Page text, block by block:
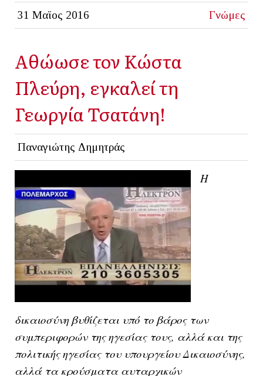
31 Μαϊος 2016 Γνώμες
Αθώωσε τον Κώστα
Πλεύρη, εγκαλεί τη
Γεωργία Τσατάνη!
Παναγιώτης Δημητράς
Η
δικαιοσύνη βυθίζεται υπό το βάρος των
συμπεριφορών της ηγεσίας τους, αλλά και της
πολιτικής ηγεσίας του υπουργείου Δικαιοσύνης,
αλλά τα κρούσματα αυταρχικών